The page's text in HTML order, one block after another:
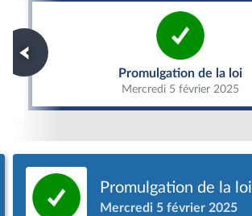
Promulgation de la loi
Mercredi 5 février 2025
Promulgation de la loi
Promulgation de la loi
Mercredi 5 février 2025